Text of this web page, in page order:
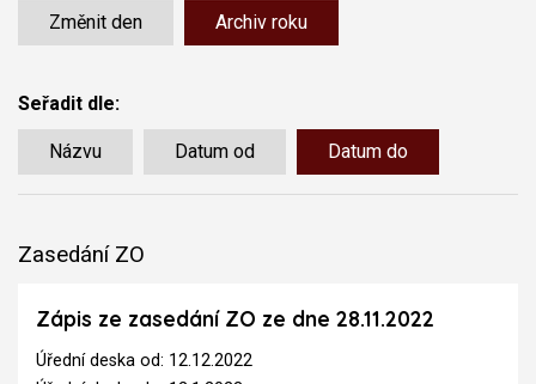
Změnit den Archiv roku
Seřadit dle:
Názvu Datum od Datum do
Zasedání ZO
Zápis ze zasedání ZO ze dne 28.11.2022
Úřední deska od: 12.12.2022